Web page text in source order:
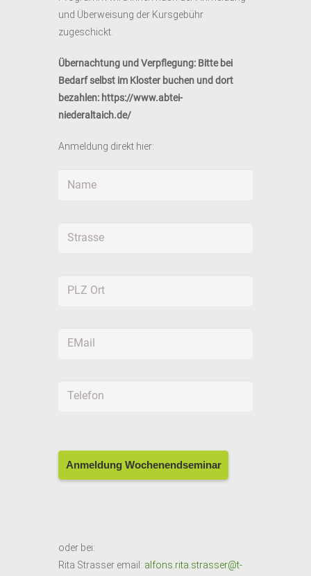
und Überweisung der Kursgebühr
zugeschickt.
Übernachtung und Verpflegung: Bitte bei
Bedarf selbst im Kloster buchen und dort
bezahlen: https://www.abtei-
niederaltaich.de/
Anmeldung direkt hier:
oder bei:
Rita Strasser email: alfons.rita.strasser@t-